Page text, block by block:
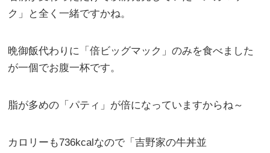
ク」と全く一緒ですかね。
晩御飯代わりに「倍ビッグマック」のみを食べました
が一個でお腹一杯です。
脂が多めの「パティ」が倍になっていますからね～
カロリーも736kcalなので「吉野家の牛丼並